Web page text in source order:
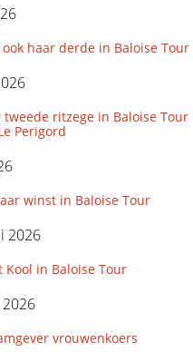
haar derde in Baloise Tour
tweede ritzege in Baloise Tour
Perigord
winst in Baloise Tour
2026
Kool in Baloise Tour
vrouwenkoers